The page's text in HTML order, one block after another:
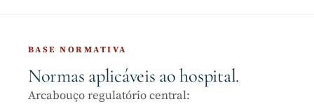
BASE NORMATIVA
Normas aplicáveis ao hospital.
Arcabouço regulatório central: